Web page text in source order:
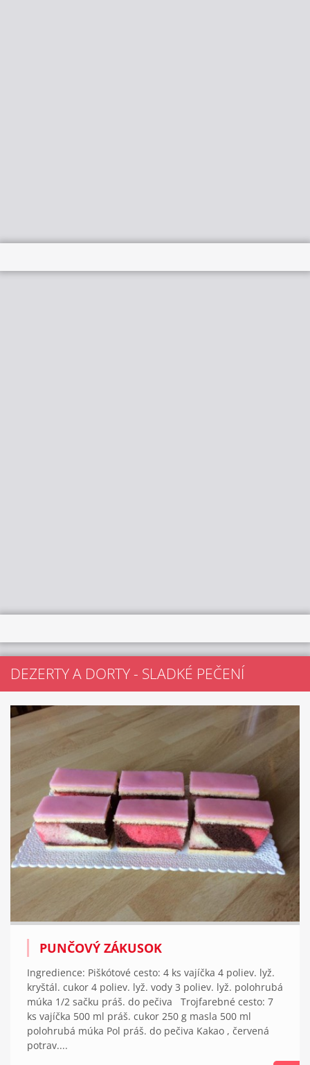
DEZERTY A DORTY - SLADKÉ PEČENÍ
PUNČOVÝ ZÁKUSOK
Ingredience: Piškótové cesto: 4 ks vajíčka 4 poliev. lyž.
kryštál. cukor 4 poliev. lyž. vody 3 poliev. lyž. polohrubá
múka 1/2 sačku práš. do pečiva Trojfarebné cesto: 7
ks vajíčka 500 ml práš. cukor 250 g masla 500 ml
polohrubá múka Pol práš. do pečiva Kakao , červená
potrav....